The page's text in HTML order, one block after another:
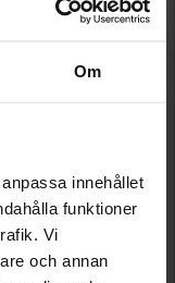
Om
innehållet
funktioner
Vi
och annan
LÄGGA I